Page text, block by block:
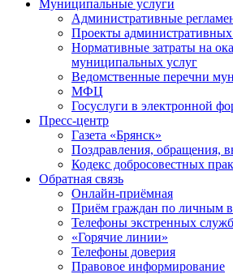
Муниципальные услуги
Административные
Проекты административных
Нормативные затраты на
муниципальных услуг
Ведомственные перечни
МФЦ
Госуслуги в электронной
Пресс-центр
Газета «Брянск»
Поздравления, обращения,
Кодекс добросовестных
Обратная связь
Онлайн-приёмная
Приём граждан по личным
Телефоны экстренных служб
«Горячие линии»
Телефоны доверия
Правовое информирование